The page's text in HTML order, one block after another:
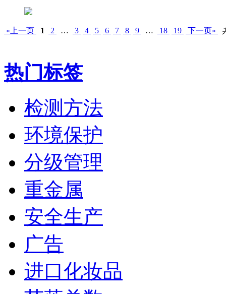
«上一页 1 2 … 3 4 5 6 7 8 9 … 18 19 下一页»
热门标签
检测方法
环境保护
分级管理
重金属
安全生产
广告
进口化妆品